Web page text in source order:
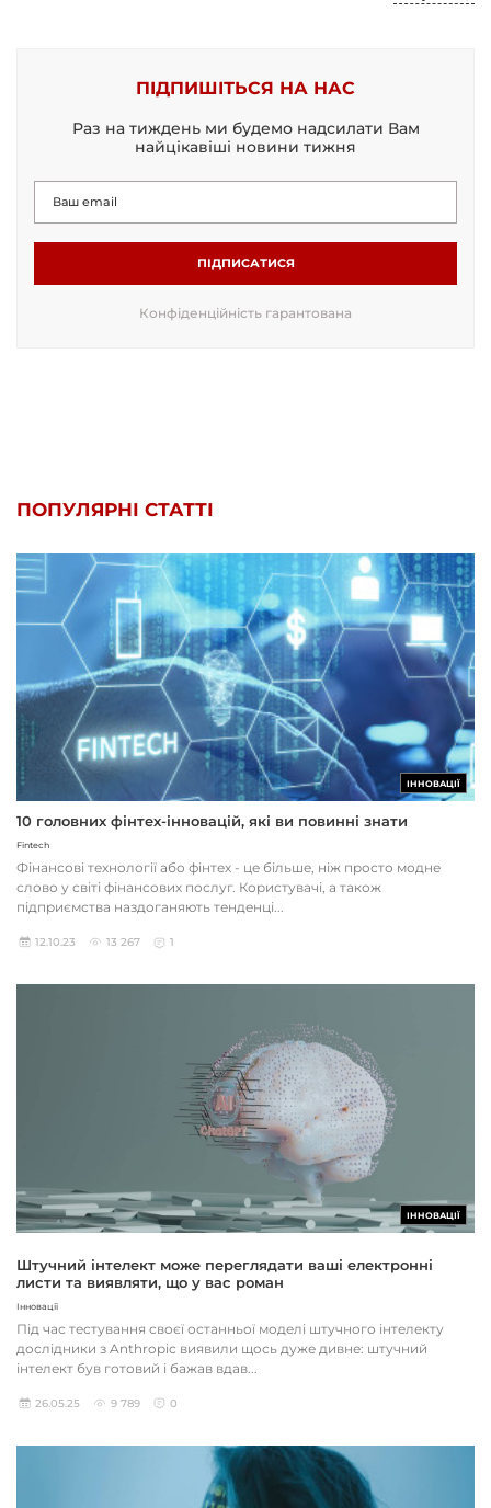
ПІДПИШІТЬСЯ НА НАС
Раз на тиждень ми будемо надсилати Вам
найцікавіші новини тижня
ПІДПИСАТИСЯ
Конфіденційність гарантована
ПОПУЛЯРНІ СТАТТІ
ІННОВАЦІЇ
10 головних фінтех-інновацій, які ви повинні знати
Fintech
Фінансові технології або фінтех - це більше, ніж просто модне
слово у світі фінансових послуг. Користувачі, а також
підприємства наздоганяють тенденці...
12.10.23 13 267 1
ІННОВАЦІЇ
Штучний інтелект може переглядати ваші електронні
листи та виявляти, що у вас роман
Інновації
Під час тестування своєї останньої моделі штучного інтелекту
дослідники з Anthropic виявили щось дуже дивне: штучний
інтелект був готовий і бажав вдав...
26.05.25 9 789 0